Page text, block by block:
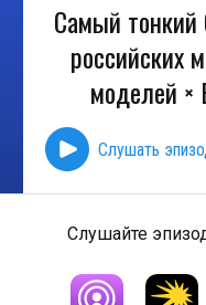
Самый тонкий
российских
моделей ×
Слушать
Слушайте